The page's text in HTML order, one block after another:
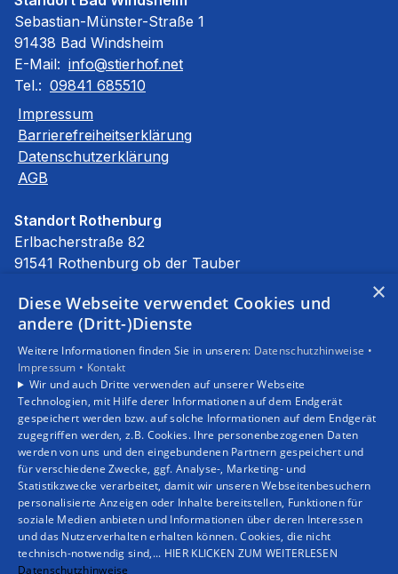
Sebastian-Münster-Straße 1
91438 Bad Windsheim
E-Mail: info@stierhof.net
Tel.: 09841 685510
Impressum
Barrierefreiheitserklärung
Datenschutzerklärung
AGB
Standort Rothenburg
Erlbacherstraße 82
91541 Rothenburg ob der Tauber
Tel.: 09861 94590
Unsere Bereiche
Privatkunden
Gewerbekunden
Karriere
Unternehmen
Kontakt
×
Diese Webseite verwendet Cookies und
andere (Dritt-)Dienste
Weitere Informationen finden Sie in unseren: Datenschutzhinweise •
Impressum • Kontakt
Wir und auch Dritte verwenden auf unserer Webseite
Technologien, mit Hilfe derer Informationen auf dem Endgerät
gespeichert werden bzw. auf solche Informationen auf dem Endgerät
zugegriffen werden, z.B. Cookies. Ihre personenbezogenen Daten
werden von uns und den eingebundenen Partnern gespeichert und
für verschiedene Zwecke, ggf. Analyse-, Marketing- und
Statistikzwecke verarbeitet, damit wir unseren Webseitenbesuchern
personalisierte Anzeigen oder Inhalte bereitstellen, Funktionen für
soziale Medien anbieten und Informationen über deren Interessen
und das Nutzerverhalten erhalten können. Cookies, die nicht
technisch-notwendig sind,... HIER KLICKEN ZUM WEITERLESEN
Datenschutzhinweise